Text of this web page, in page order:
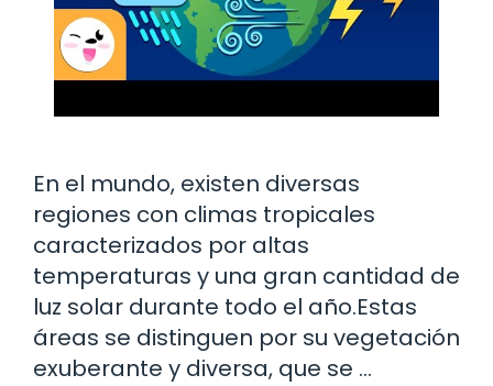
En el mundo, existen diversas
regiones con climas tropicales
caracterizados por altas
temperaturas y una gran cantidad de
luz solar durante todo el año.Estas
áreas se distinguen por su vegetación
exuberante y diversa, que se …